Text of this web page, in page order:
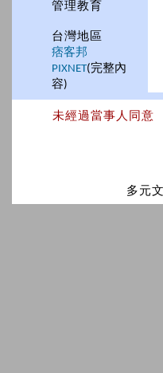
管理教育
台灣地區
痞客邦
PIXNET(完整內
容)
未經過當事人同
多元